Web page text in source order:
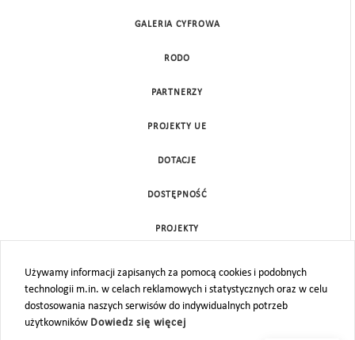
Używamy informacji zapisanych za pomocą cookies i podobnych
technologii m.in. w celach reklamowych i statystycznych oraz w celu
dostosowania naszych serwisów do indywidualnych potrzeb
użytkowników Dowiedz się więcej
GALERIA CYFROWA
RODO
PARTNERZY
PROJEKTY UE
DOTACJE
DOSTĘPNOŚĆ
PROJEKTY
MAPA STRONY